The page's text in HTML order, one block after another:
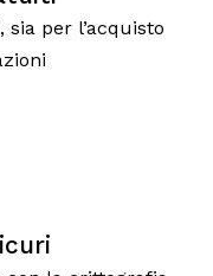
per l’acquisto